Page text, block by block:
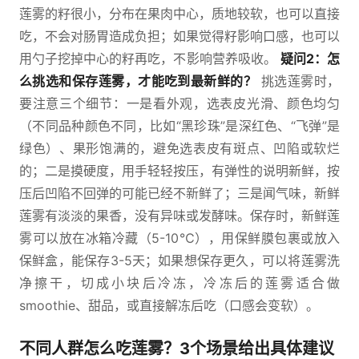
莲雾的籽很小，分布在果肉中心，质地较软，也可以直接
吃，不会对肠胃造成负担；如果觉得籽影响口感，也可以
用勺子挖掉中心的籽再吃，不影响营养吸收。 疑问2：怎
么挑选和保存莲雾，才能吃到最新鲜的？
挑选莲雾时，
要注意三个细节：一是看外观，选表皮光滑、颜色均匀
（不同品种颜色不同，比如“黑珍珠”是深红色、“飞弹”是
绿色）、果形饱满的，避免选表皮有斑点、凹陷或软烂
的；二是摸硬度，用手轻轻按压，有弹性的说明新鲜，按
压后凹陷不回弹的可能已经不新鲜了；三是闻气味，新鲜
莲雾有淡淡的果香，没有异味或发酵味。保存时，新鲜莲
雾可以放在冰箱冷藏（5-10℃），用保鲜膜包裹或放入
保鲜盒，能保存3-5天；如果想保存更久，可以将莲雾洗
净擦干，切成小块后冷冻，冷冻后的莲雾适合做
smoothie、甜品，或直接解冻后吃（口感会变软）。
不同人群怎么吃莲雾？3个场景给出具体建议